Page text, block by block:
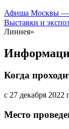
Афиша Москвы —
Выставки и
Линнея»
Когда
с 27 декабря 2022
Место